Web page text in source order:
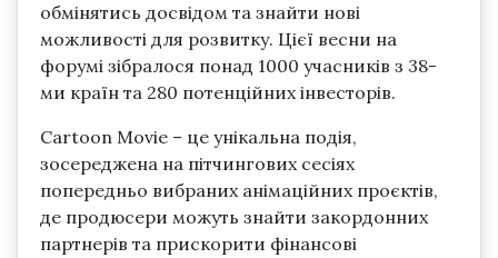
обмінятись досвідом та знайти нові
можливості для розвитку. Цієї весни на
форумі зібралося понад 1000 учасників з 38-
ми країн та 280 потенційних інвесторів.
Cartoon Movie – це унікальна подія,
зосереджена на пітчингових сесіях
попередньо вибраних анімаційних проєктів,
де продюсери можуть знайти закордонних
партнерів та прискорити фінансові